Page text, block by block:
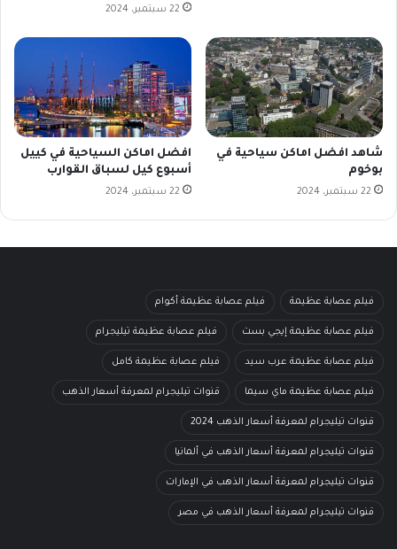
22 سبتمبر، 2024
شاهد افضل اماكن سياحية في
بوخوم
22 سبتمبر، 2024
افضل اماكن السياحية في كييل
أسبوع كيل لسباق القوارب
22 سبتمبر، 2024
فيلم عصابة عظيمة فيلم عصابة عظيمة أكوام
فيلم عصابة عظيمة إيجي بست فيلم عصابة عظيمة تيليجرام
فيلم عصابة عظيمة عرب سيد فيلم عصابة عظيمة كامل
فيلم عصابة عظيمة ماي سيما قنوات تيليجرام لمعرفة أسعار الذهب
قنوات تيليجرام لمعرفة أسعار الذهب 2024
قنوات تيليجرام لمعرفة أسعار الذهب في ألمانيا
قنوات تيليجرام لمعرفة أسعار الذهب في الإمارات
قنوات تيليجرام لمعرفة أسعار الذهب في مصر